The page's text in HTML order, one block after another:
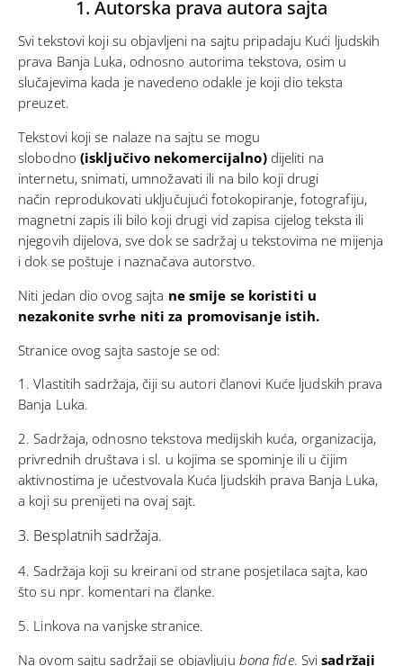
1. Autorska prava autora sajta
Svi tekstovi koji su objavljeni na sajtu pripadaju Kući ljudskih
prava Banja Luka, odnosno autorima tekstova, osim u
slučajevima kada je navedeno odakle je koji dio teksta
preuzet.
Tekstovi koji se nalaze na sajtu se mogu
slobodno (isključivo nekomercijalno)dijeliti na
internetu, snimati, umnožavati ili na bilo koji drugi
način reprodukovati uključujući fotokopiranje, fotografiju,
magnetni zapis ili bilo koji drugi vid zapisa cijelog teksta ili
njegovih dijelova, sve dok se sadržaj u tekstovima ne mijenja
i dok se poštuje i naznačava autorstvo.
Niti jedan dio ovog sajta ne smije se koristiti u
nezakonite svrhe niti za promovisanje istih.
Stranice ovog sajta sastoje se od:
1. Vlastitih sadržaja, čiji su autori članovi Kuće ljudskih prava
Banja Luka.
2. Sadržaja, odnosno tekstova medijskih kuća, organizacija,
privrednih društava i sl. u kojima se spominje ili u čijim
aktivnostima je učestvovala Kuća ljudskih prava Banja Luka,
a koji su prenijeti na ovaj sajt.
3. Besplatnih sadržaja.
4. Sadržaja koji su kreirani od strane posjetilaca sajta, kao
što su npr. komentari na članke.
5. Linkova na vanjske stranice.
Na ovom sajtu sadržaji se objavljuju bona fide. Svisadržaji